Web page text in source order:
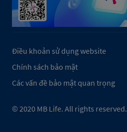
Điều khoản sử dụng website
Chính sách bảo mật
Các vấn đề bảo mật quan trọng
© 2020 MB Life. All rights reserved.